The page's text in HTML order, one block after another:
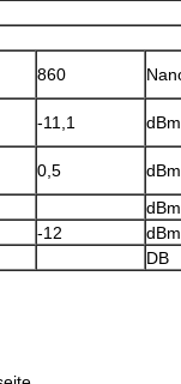
860
-11,1 dBm
0,5
dBm
dBm
-12
dBm
DB